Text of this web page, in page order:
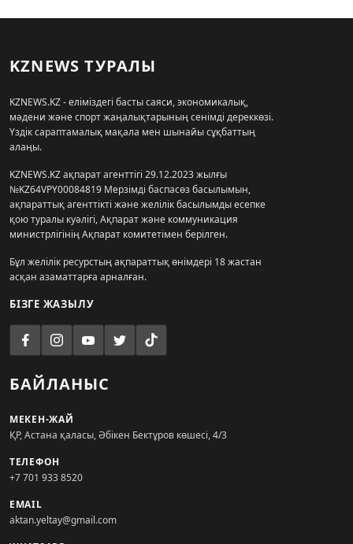
KZNEWS ТУРАЛЫ
KZNEWS.KZ - еліміздегі басты саяси, экономикалық,
мәдени және спорт жаңалықтарының сенімді дереккөзі.
Үздік сараптамалық мақала мен шынайы сұқбаттың
алаңы.
KZNEWS.KZ ақпарат агенттігі 29.12.2023 жылғы
№KZ64VPY00084819 Мерзімді баспасөз басылымын,
ақпараттық агенттікті және желілік басылымды есепке
қою туралы куәлігі, Ақпарат және коммуникация
министрлігінің Ақпарат комитетімен берілген.
Бұл желілік ресурстың ақпараттық өнімдері 18 жастан
асқан азаматтарға арналған.
БІЗГЕ ЖАЗЫЛУ
БАЙЛАНЫС
МЕКЕН-ЖАЙ
ҚР, Астана қаласы, Әбікен Бектұров көшесі, 4/3
ТЕЛЕФОН
+7 701 933 8520
EMAIL
aktan.yeltay@gmail.com